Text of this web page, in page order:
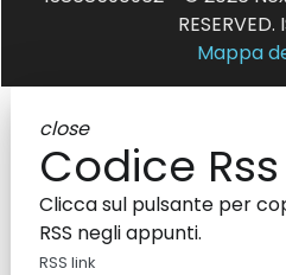
RESERVED.
Mappa
close
Codice Rss
Clicca sul pulsante per
RSS negli appunti.
RSS link